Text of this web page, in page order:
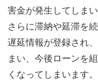
害金が発生してしまい
さらに滞納や延滞を
遅延情報が登録され
まい、今後ローンを
くなってしまいます。